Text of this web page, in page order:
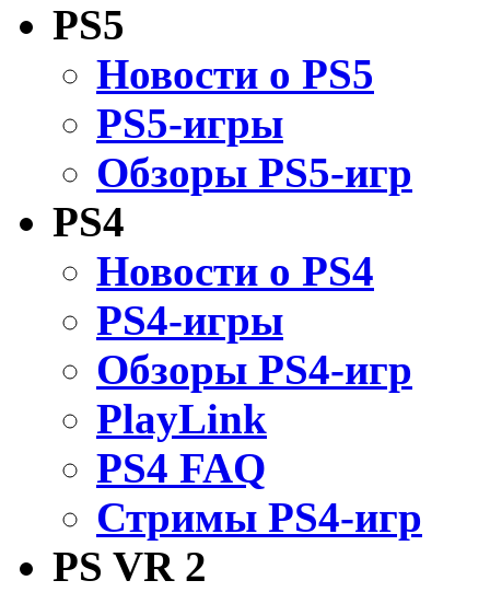
PS5
Новости о PS5
PS5-игры
Обзоры PS5-игр
PS4
Новости о PS4
PS4-игры
Обзоры PS4-игр
PlayLink
PS4 FAQ
Стримы PS4-игр
PS VR 2